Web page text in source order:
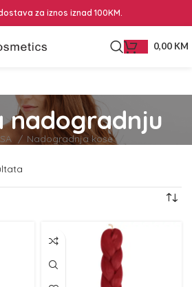
za iznos iznad 100KM.
0,00 KM
nadogradnju
Nadogradnja kose